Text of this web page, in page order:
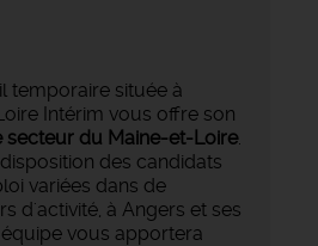
temporaire située à
Intérim vous offre son
secteur du Maine-et-Loire.
des candidats
variées dans de
d'activité, à Angers et ses
vous apportera